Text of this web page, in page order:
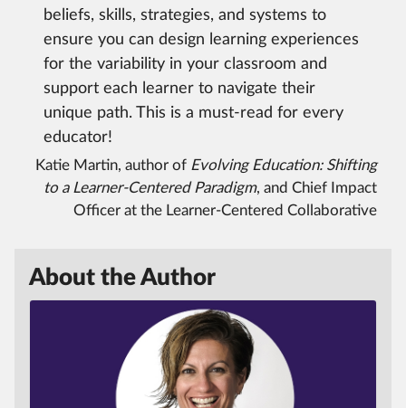
beliefs, skills, strategies, and systems to
ensure you can design learning experiences
for the variability in your classroom and
support each learner to navigate their
unique path. This is a must-read for every
educator!
Katie Martin, author of Evolving Education:Shifting
to a Learner-Centered Paradigm, and Chief Impact
Officer at the Learner-Centered Collaborative
About the Author